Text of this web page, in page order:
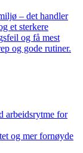
– det handler
et sterkere
og få mest
og gode rutiner.
arbeidsrytme for
og mer fornøyde